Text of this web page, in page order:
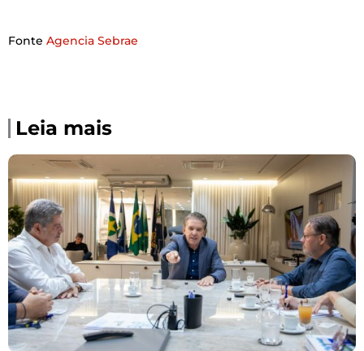
Fonte Agencia Sebrae
Leia mais